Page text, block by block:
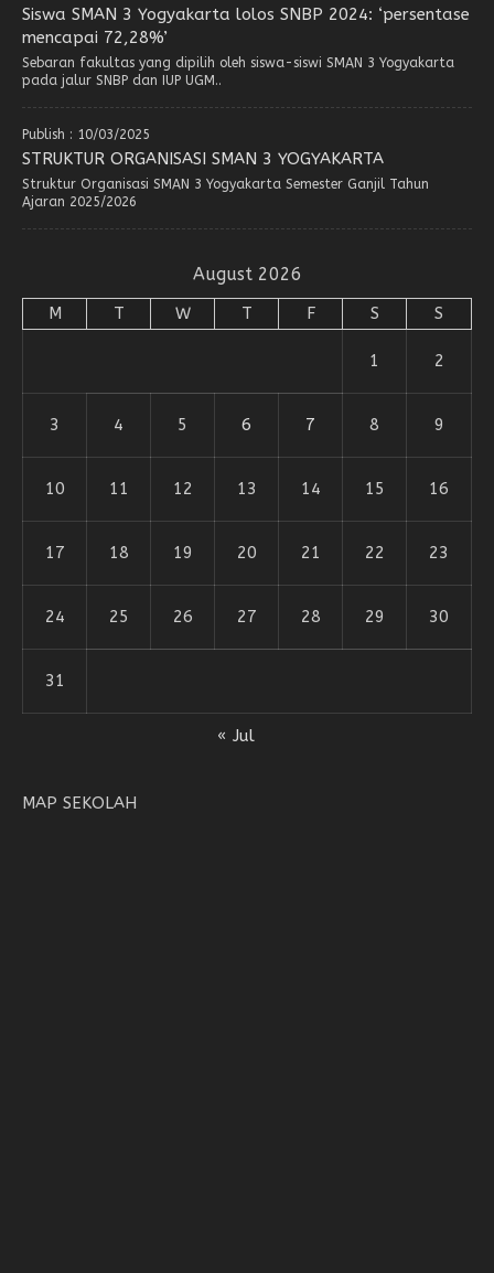
Siswa SMAN 3 Yogyakarta lolos SNBP 2024: ‘persentase
mencapai 72,28%’
Sebaran fakultas yang dipilih oleh siswa-siswi SMAN 3 Yogyakarta
pada jalur SNBP dan IUP UGM..
Publish : 10/03/2025
STRUKTUR ORGANISASI SMAN 3 YOGYAKARTA
Struktur Organisasi SMAN 3 Yogyakarta Semester Ganjil Tahun
Ajaran 2025/2026
August 2026
M T W T F S S
1 2
3 4 5 6 7 8 9
10 11 12 13 14 15 16
17 18 19 20 21 22 23
24 25 26 27 28 29 30
31
« Jul
MAP SEKOLAH